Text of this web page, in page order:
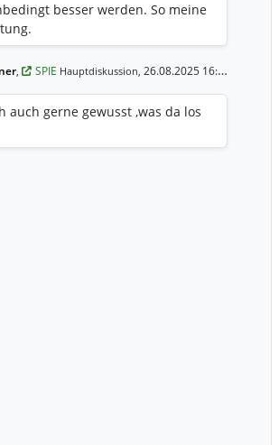
besser werden. So meine
, SPIE Hauptdiskussion, 26.08.2025 16:21 Uhr
auch gerne gewusst ,was da los